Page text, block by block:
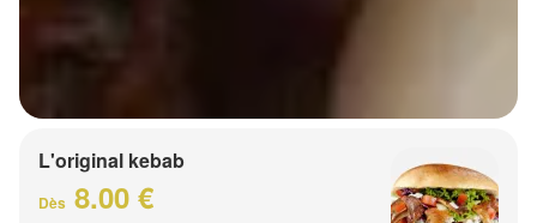
L'original kebab
Dès 8.00 €